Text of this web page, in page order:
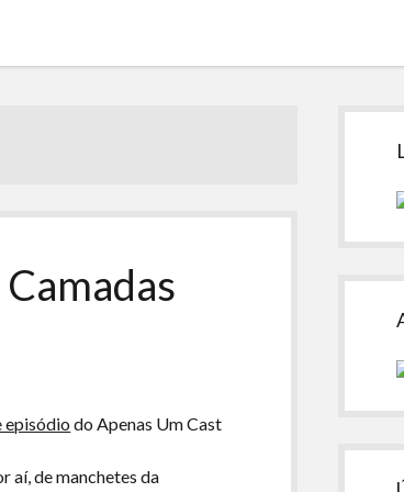
episódio do Apenas Um Cast
aí, de manchetes da